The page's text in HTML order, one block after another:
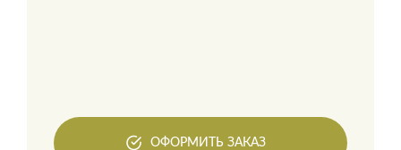
ОФОРМИТЬ ЗАКАЗ